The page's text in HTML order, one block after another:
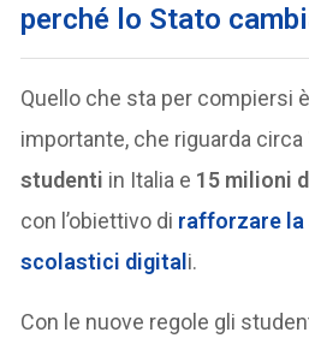
perché lo Stato
Quello che sta per compiersi
importante, che riguarda circa
studenti in Italia e 15 milioni
con l’obiettivo di rafforzare la
scolastici digitali.
Con le nuove regole gli